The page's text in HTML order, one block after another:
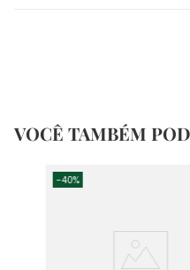
VOCÊ TAMBÉM
-40%